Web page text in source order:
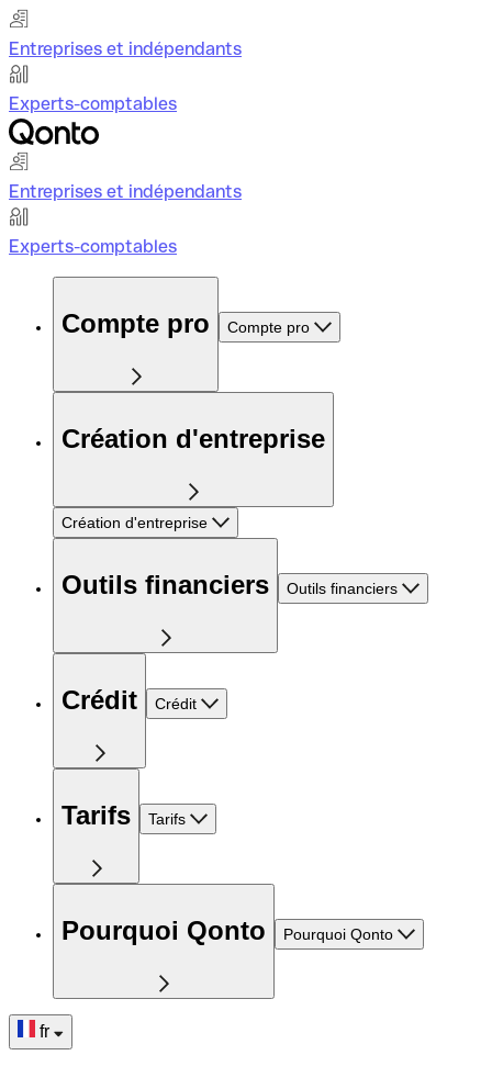
Entreprises et indépendants
Experts-comptables
Entreprises et indépendants
Experts-comptables
Compte pro Compte pro
Création d'entreprise
Création d'entreprise
Outils financiers Outils financiers
Crédit Crédit
Tarifs Tarifs
Pourquoi Qonto Pourquoi Qonto
fr